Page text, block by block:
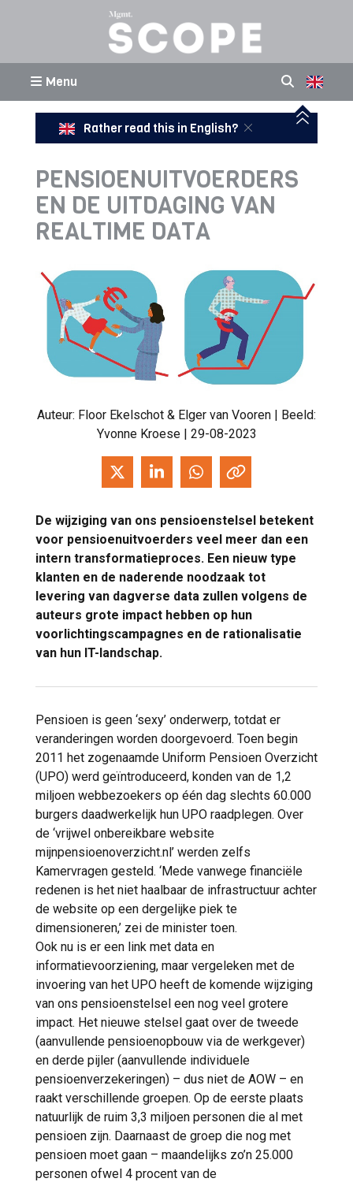
Menu
Rather read this in English?
PENSIOENUITVOERDERS
EN DE UITDAGING VAN
REALTIME DATA
Auteur: Floor Ekelschot & Elger van Vooren | Beeld:
Yvonne Kroese | 29-08-2023
De wijziging van ons pensioenstelsel betekent
voor pensioenuitvoerders veel meer dan een
intern transformatieproces. Een nieuw type
klanten en de naderende noodzaak tot
levering van dagverse data zullen volgens de
auteurs grote impact hebben op hun
voorlichtingscampagnes en de rationalisatie
van hun IT-landschap.
Pensioen is geen ‘sexy’ onderwerp, totdat er
veranderingen worden doorgevoerd. Toen begin
2011 het zogenaamde Uniform Pensioen Overzicht
(UPO) werd geïntroduceerd, konden van de 1,2
miljoen webbezoekers op één dag slechts 60.000
burgers daadwerkelijk hun UPO raadplegen. Over
de ‘vrijwel onbereikbare website
mijnpensioenoverzicht.nl’ werden zelfs
Kamervragen gesteld. ‘Mede vanwege financiële
redenen is het niet haalbaar de infrastructuur achter
de website op een dergelijke piek te
dimensioneren,’ zei de minister toen.
Ook nu is er een link met data en
informatievoorziening, maar vergeleken met de
invoering van het UPO heeft de komende wijziging
van ons pensioenstelsel een nog veel grotere
impact. Het nieuwe stelsel gaat over de tweede
(aanvullende pensioenopbouw via de werkgever)
en derde pijler (aanvullende individuele
pensioenverzekeringen) – dus niet de AOW – en
raakt verschillende groepen. Op de eerste plaats
natuurlijk de ruim 3,3 miljoen personen die al met
pensioen zijn. Daarnaast de groep die nog met
pensioen moet gaan – maandelijks zo’n 25.000
personen ofwel 4 procent van de